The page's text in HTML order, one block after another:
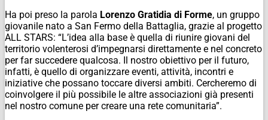
Ha poi preso la parola Lorenzo Gratidia di Forme, un gruppo
giovanile nato a San Fermo della Battaglia, grazie al progetto
ALL STARS: “L’idea alla base è quella di riunire giovani del
territorio volenterosi d’impegnarsi direttamente e nel concreto
per far succedere qualcosa. Il nostro obiettivo per il futuro,
infatti, è quello di organizzare eventi, attività, incontri e
iniziative che possano toccare diversi ambiti. Cercheremo di
coinvolgere il più possibile le altre associazioni già presenti
nel nostro comune per creare una rete comunitaria”.